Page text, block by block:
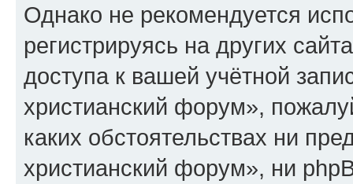
Однако не рекомендуется
регистрируясь на других
доступа к вашей учётной
христианский форум»,
каких обстоятельствах ни
христианский форум», ни